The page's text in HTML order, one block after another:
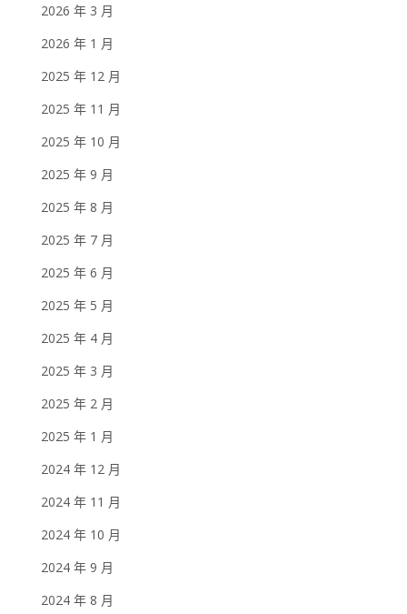
2026 年 3 月
2026 年 1 月
2025 年 12 月
2025 年 11 月
2025 年 10 月
2025 年 9 月
2025 年 8 月
2025 年 7 月
2025 年 6 月
2025 年 5 月
2025 年 4 月
2025 年 3 月
2025 年 2 月
2025 年 1 月
2024 年 12 月
2024 年 11 月
2024 年 10 月
2024 年 9 月
2024 年 8 月